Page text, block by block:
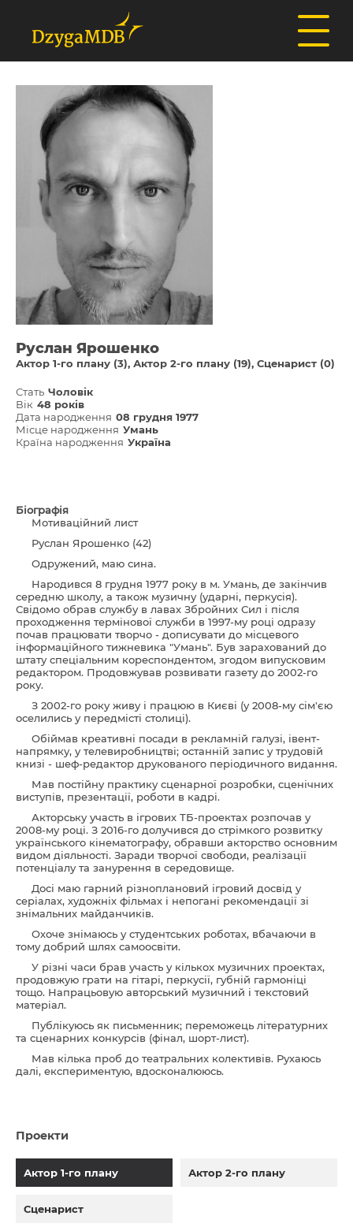
Руслан Ярошенко
Актор 1-го плану (3) Актор 2-го плану (19) Сценарист (0)
Стать Чоловік
Вік 48 років
Дата народження 08 грудня 1977
Місце народження Умань
Країна народження Україна
Біографія
Мотиваційний лист
Руслан Ярошенко (42)
Одружений, маю сина.
Народився 8 грудня 1977 року в м. Умань, де закінчив
середню школу, а також музичну (ударні, перкусія).
Свідомо обрав службу в лавах Збройних Сил і після
проходження термінової служби в 1997-му році одразу
почав працювати творчо - дописувати до місцевого
інформаційного тижневика "Умань". Був зарахований до
штату спеціальним кореспондентом, згодом випусковим
редактором. Продовжував розвивати газету до 2002-го
року.
З 2002-го року живу і працюю в Києві (у 2008-му сім'єю
оселились у передмісті столиці).
Обіймав креативні посади в рекламній галузі, івент-
напрямку, у телевиробництві; останній запис у трудовій
книзі - шеф-редактор друкованого періодичного видання.
Мав постійну практику сценарної розробки, сценічних
виступів, презентації, роботи в кадрі.
Акторську участь в ігрових ТБ-проектах розпочав у
2008-му році. З 2016-го долучився до стрімкого розвитку
українського кінематографу, обравши акторство основним
видом діяльності. Заради творчої свободи, реалізації
потенціалу та занурення в середовище.
Досі маю гарний різноплановий ігровий досвід у
серіалах, художніх фільмах і непогані рекомендації зі
знімальних майданчиків.
Охоче знімаюсь у студентських роботах, вбачаючи в
тому добрий шлях самоосвіти.
У різні часи брав участь у кількох музичних проектах,
продовжую грати на гітарі, перкусії, губній гармоніці
тощо. Напрацьовую авторський музичний і текстовий
матеріал.
Публікуюсь як письменник; переможець літературних
та сценарних конкурсів (фінал, шорт-лист).
Мав кілька проб до театральних колективів. Рухаюсь
далі, експериментую, вдосконалююсь.
Проекти
Актор 1-го плану Актор 2-го плану
Сценарист